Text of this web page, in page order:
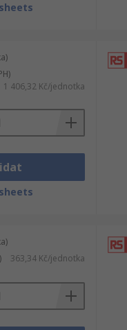
1 406,32 Kč/jednotka
363,34 Kč/jednotka